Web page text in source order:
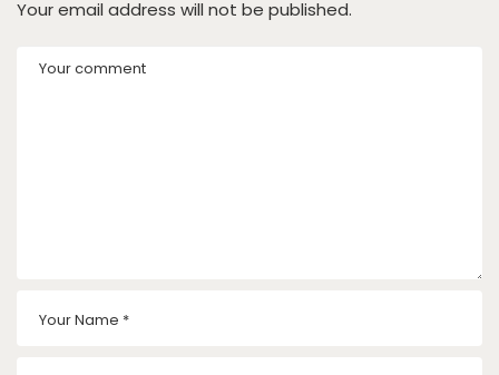
Your email address will not be published.